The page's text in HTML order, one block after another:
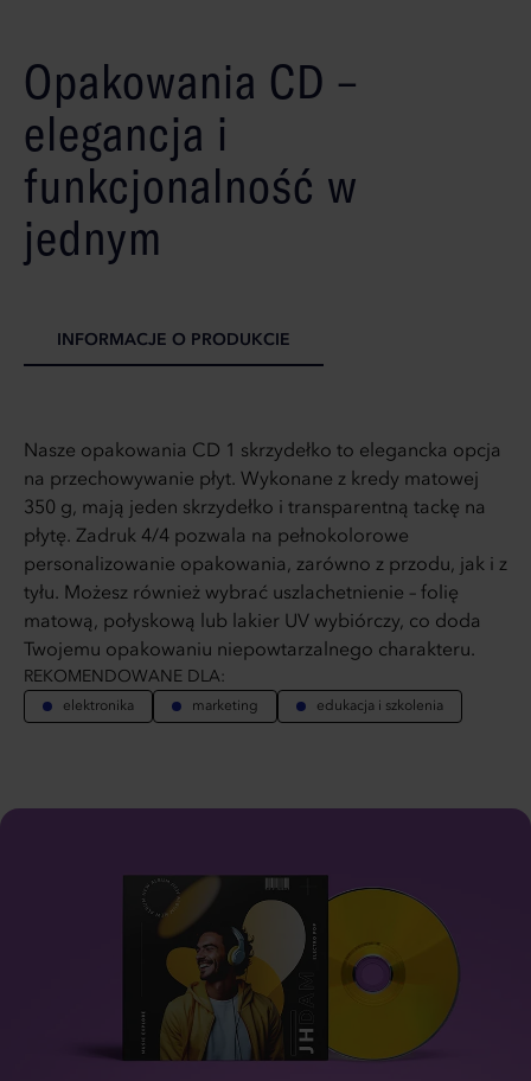
Opakowania CD –
elegancja i
funkcjonalność w
jednym
INFORMACJE O PRODUKCIE
Nasze opakowania CD 1 skrzydełko to elegancka opcja
na przechowywanie płyt. Wykonane z kredy matowej
350 g, mają jeden skrzydełko i transparentną tackę na
płytę. Zadruk 4/4 pozwala na pełnokolorowe
personalizowanie opakowania, zarówno z przodu, jak i z
tyłu. Możesz również wybrać uszlachetnienie – folię
matową, połyskową lub lakier UV wybiórczy, co doda
Twojemu opakowaniu niepowtarzalnego charakteru.
REKOMENDOWANE DLA:
elektronika marketing edukacja i szkolenia